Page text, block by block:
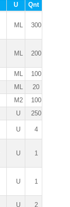
U
Qnt
ML 300
ML 200
ML
100
ML
20
M2
100
U
250
U
4
U 1
U 1
U
2